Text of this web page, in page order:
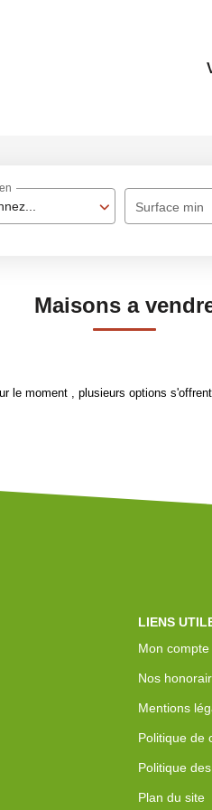
Surface min
Maisons a
le moment , plusieurs options
LIENS
Mon compte
Nos
Mentions
Politique de
Politique
Plan du site